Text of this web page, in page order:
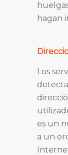
hagan
Los
es un
a un